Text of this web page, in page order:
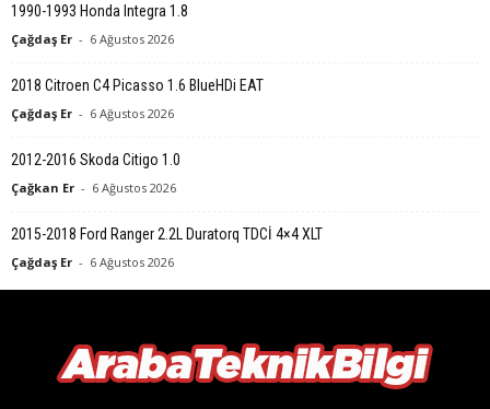
1990-1993 Honda Integra 1.8
Çağdaş Er - 6 Ağustos 2026
2018 Citroen C4 Picasso 1.6 BlueHDi EAT
Çağdaş Er - 6 Ağustos 2026
2012-2016 Skoda Citigo 1.0
Çağkan Er - 6 Ağustos 2026
2015-2018 Ford Ranger 2.2L Duratorq TDCİ 4×4 XLT
Çağdaş Er - 6 Ağustos 2026